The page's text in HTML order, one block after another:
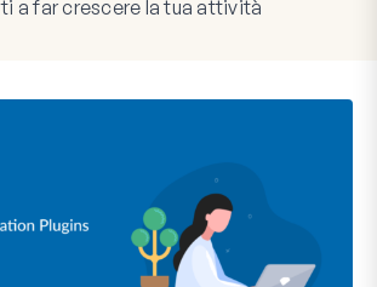
a far crescere la tua attività